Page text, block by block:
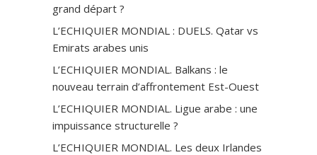
grand départ ?
L’ECHIQUIER MONDIAL : DUELS. Qatar vs
Emirats arabes unis
L’ECHIQUIER MONDIAL. Balkans : le
nouveau terrain d’affrontement Est-Ouest
L’ECHIQUIER MONDIAL. Ligue arabe : une
impuissance structurelle ?
L’ECHIQUIER MONDIAL. Les deux Irlandes